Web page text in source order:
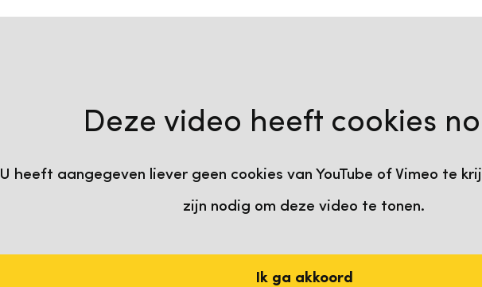
Deze video heeft cookies
U heeft aangegeven liever geen cookies van YouTube of Vimeo te
zijn nodig om deze video te tonen.
Ik ga akkoord